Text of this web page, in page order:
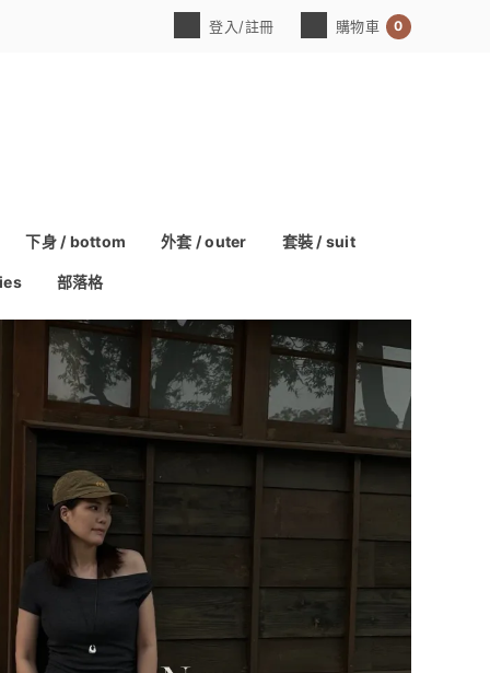
登入/註冊 購物車 0
下身 / bottom 外套 / outer 套裝 / suit
部落格